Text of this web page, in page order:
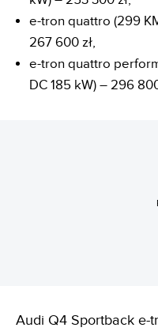
e-tron quattro (299
267 600 zł,
e-tron quattro
DC 185 kW) – 296
Audi Q4 Sportback e-